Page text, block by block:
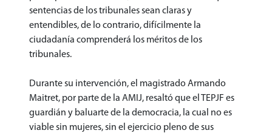
sentencias de los tribunales sean claras y
entendibles, de lo contrario, difícilmente la
ciudadanía comprenderá los méritos de los
tribunales.
Durante su intervención, el magistrado Armando
Maitret, por parte de la AMIJ, resaltó que el TEPJF es
guardián y baluarte de la democracia, la cual no es
viable sin mujeres, sin el ejercicio pleno de sus